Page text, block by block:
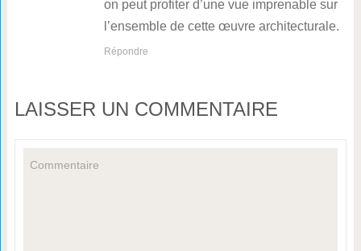
on peut profiter d’une vue imprenable sur
l’ensemble de cette œuvre architecturale.
Répondre
LAISSER UN COMMENTAIRE